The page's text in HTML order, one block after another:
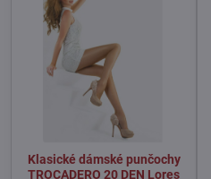
Klasické dámské punčochy
TROCADERO 20 DEN Lores